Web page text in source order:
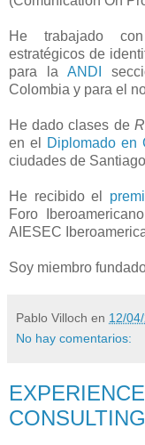
He trabajado
estratégicos de
para la ANDI
Colombia y para el
He dado clases de
en el
Diplomado en
ciudades de
He recibido el
Foro
AIESEC
Soy miembro
Pablo Villoch en 12/
No hay comentarios:
CONSULTING